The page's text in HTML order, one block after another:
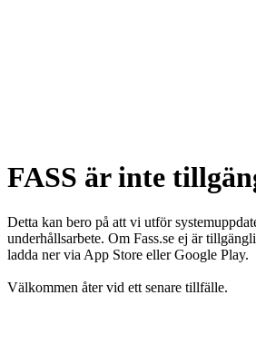
FASS är inte
Detta kan bero på att vi utför
underhållsarbete. Om Fass.se ej är
ladda ner via App Store eller Google Play.
Välkommen åter vid ett senare tillfälle.